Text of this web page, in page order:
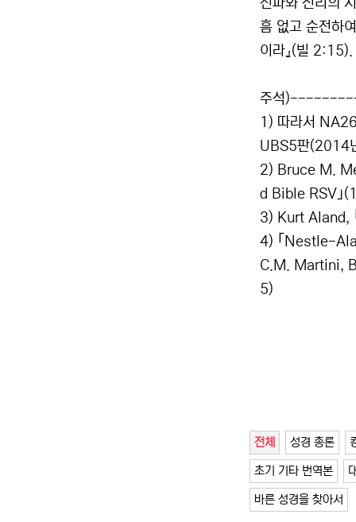
전파와 진리의
흠 없고 순전하
이라』(빌
주석
1) 따라서
UBS5판(2014
2) Bruce M.
d Bible RSV｣
3) Kurt
4) ｢Nestle-
C.M. Martini,
5)
전체 성경 총론
초기 기타 번역본
바른 성경을 찾아서